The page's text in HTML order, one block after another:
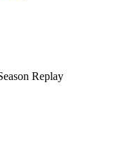
Replay